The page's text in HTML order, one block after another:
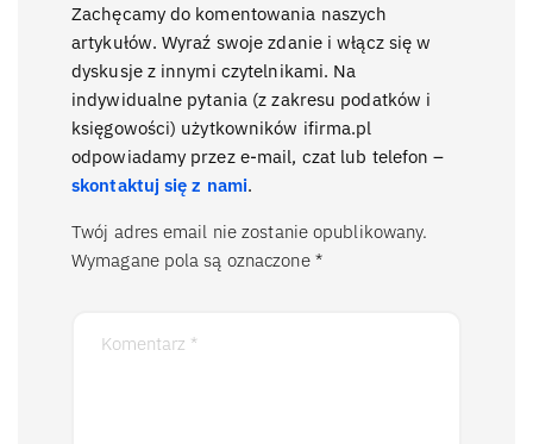
Zachęcamy do komentowania naszych
artykułów. Wyraź swoje zdanie i włącz się w
dyskusje z innymi czytelnikami. Na
indywidualne pytania (z zakresu podatków i
księgowości) użytkowników ifirma.pl
odpowiadamy przez e-mail, czat lub telefon –
skontaktuj się z nami.
Twój adres email nie zostanie opublikowany.
Wymagane pola są oznaczone *